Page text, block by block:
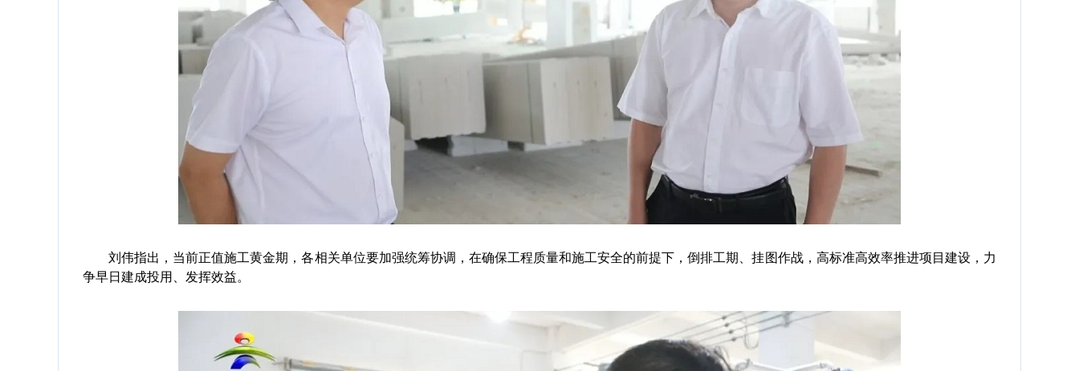
刘伟指出，当前正值施工黄金期，各相关单位要加强统筹协调，在确保工程质量和施工安全的前提下，倒排工期、挂图作战，高标准高效率推进项目建设，力
争早日建成投用、发挥效益。